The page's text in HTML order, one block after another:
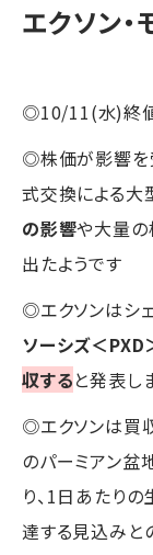
エクソン
◎10/11(水)終
◎株価が影響を
式交換による大
の影響や大量
出たようです
◎エクソンはシ
ソーシズ＜PXD
収すると発表し
◎エクソンは買
のパーミアン盆
り、1日あたり
達する見込みと